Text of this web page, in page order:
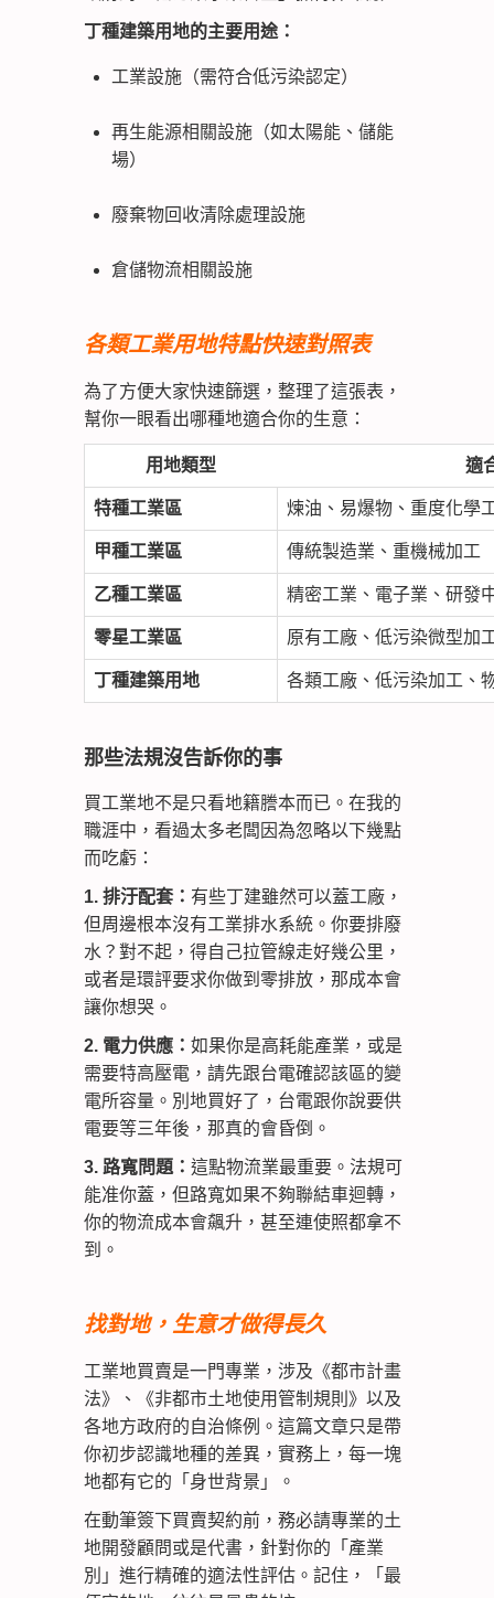
丁種建築用地的主要用途：
工業設施（需符合低污染認定）
再生能源相關設施（如太陽能、儲能
場）
廢棄物回收清除處理設施
倉儲物流相關設施
各類工業用地特點快速對照表
為了方便大家快速篩選，整理了這張表，
幫你一眼看出哪種地適合你的生意：
用地類型 適
特種工業區 煉油、易爆物、重度化學
甲種工業區 傳統製造業、重機械加工
乙種工業區 精密工業、電子業、研發
零星工業區 原有工廠、低污染微型加
丁種建築用地 各類工廠、低污染加工、
那些法規沒告訴你的事
買工業地不是只看地籍謄本而已。在我的
職涯中，看過太多老闆因為忽略以下幾點
而吃虧：
1. 排汙配套： 有些丁建雖然可以蓋工廠，
但周邊根本沒有工業排水系統。你要排廢
水？對不起，得自己拉管線走好幾公里，
或者是環評要求你做到零排放，那成本會
讓你想哭。
2. 電力供應： 如果你是高耗能產業，或是
需要特高壓電，請先跟台電確認該區的變
電所容量。別地買好了，台電跟你說要供
電要等三年後，那真的會昏倒。
3. 路寬問題： 這點物流業最重要。法規可
能准你蓋，但路寬如果不夠聯結車迴轉，
你的物流成本會飆升，甚至連使照都拿不
到。
找對地，生意才做得長久
工業地買賣是一門專業，涉及《都市計畫
法》、《非都市土地使用管制規則》以及
各地方政府的自治條例。這篇文章只是帶
你初步認識地種的差異，實務上，每一塊
地都有它的「身世背景」。
在動筆簽下買賣契約前，務必請專業的土
地開發顧問或是代書，針對你的「產業
別」進行精確的適法性評估。記住，
「最